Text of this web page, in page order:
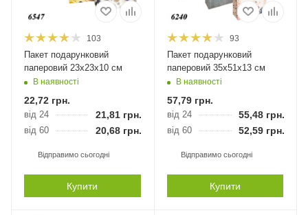
103
Пакет подарунковий
паперовий 23х23х10 см
В наявності
22,72 грн.
від 24 21,81 грн.
від 60 20,68 грн.
Відправимо сьогодні
Купити
93
Пакет подарунковий
паперовий 35х51х13 см
В наявності
57,79грн.
від 24 55,48грн.
від 60 52,59грн.
Відправимо сьогодні
Купити